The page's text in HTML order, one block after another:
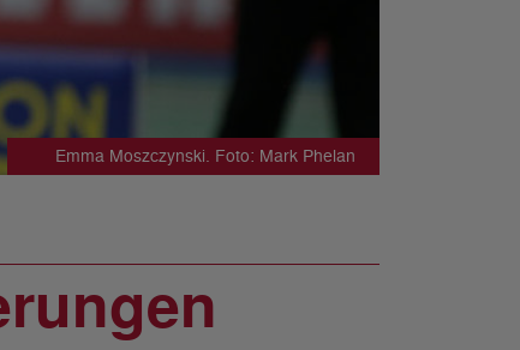
Emma Moszczynski. Foto: Mark Phelan